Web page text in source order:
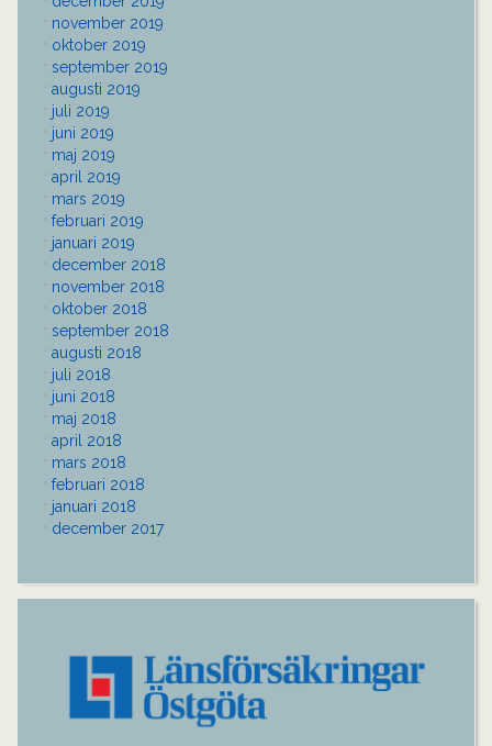
november 2019
oktober 2019
september 2019
augusti 2019
juli 2019
juni 2019
maj 2019
april 2019
mars 2019
februari 2019
januari 2019
december 2018
november 2018
oktober 2018
september 2018
augusti 2018
juli 2018
juni 2018
maj 2018
april 2018
mars 2018
februari 2018
januari 2018
december 2017